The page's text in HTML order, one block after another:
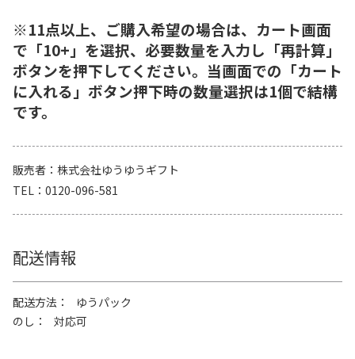
※11点以上、ご購入希望の場合は、カート画面
で「10+」を選択、必要数量を入力し「再計算」
ボタンを押下してください。当画面での「カート
に入れる」ボタン押下時の数量選択は1個で結構
です。
販売者
株式会社ゆうゆうギフト
TEL
0120-096-581
配送情報
配送方法
ゆうパック
のし
対応可